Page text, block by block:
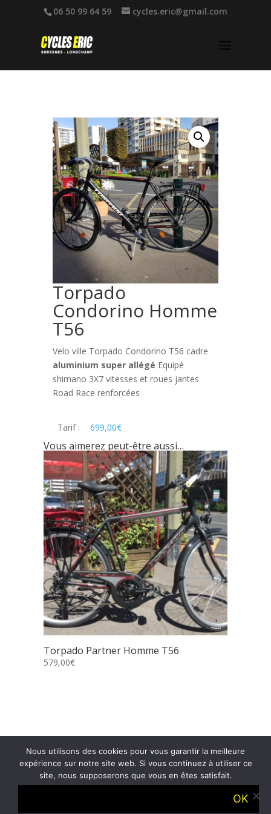
06 50 99 64 59 cycles.eric@gmail.com
Torpado
Condorino Homme
T56
Velo ville Torpado Condorino T56 cadre
aluminium super allégé Equipé
shimano 3X7 vitesses et roues jantes
Road Race renforcées
Tarif : 699,00€
Vous aimerez peut-être aussi…
Torpado Partner Homme T56
579,00€
Accueil
Présentation
Nous utilisons des cookies pour vous garantir la meilleure
expérience sur notre site web. Si vous continuez à utiliser ce
site, nous supposerons que vous en êtes satisfait.
OK